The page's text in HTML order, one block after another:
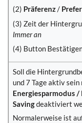
(2) Präferenz/
(3) Zeit der
Immer an
(4) Button
Soll die
und 7 Tage aktiv sein
Energiesparmodus /
Savingdeaktiviert
Normalerweise ist